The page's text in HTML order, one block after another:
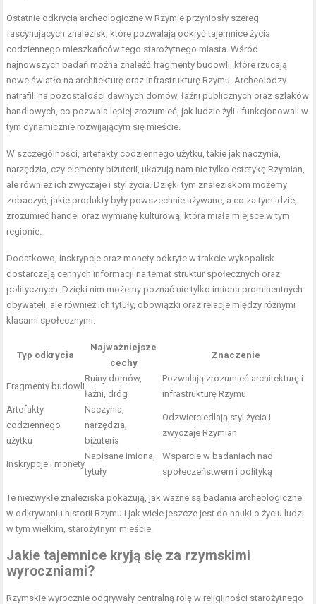
Ostatnie odkrycia archeologiczne w Rzymie przyniosły szereg
fascynujących znalezisk, które pozwalają odkryć tajemnice życia
codziennego mieszkańców tego starożytnego miasta. Wśród
najnowszych badań można znaleźć fragmenty budowli, które rzucają
nowe światło na architekturę oraz infrastrukturę Rzymu. Archeolodzy
natrafili na pozostałości dawnych domów, łaźni publicznych oraz szlaków
handlowych, co pozwala lepiej zrozumieć, jak ludzie żyli i funkcjonowali w
tym dynamicznie rozwijającym się mieście.
W szczególności, artefakty codziennego użytku, takie jak naczynia,
narzędzia, czy elementy biżuterii, ukazują nam nie tylko estetykę Rzymian,
ale również ich zwyczaje i styl życia. Dzięki tym znaleziskom możemy
zobaczyć, jakie produkty były powszechnie używane, a co za tym idzie,
zrozumieć handel oraz wymianę kulturową, która miała miejsce w tym
regionie.
Dodatkowo, inskrypcje oraz monety odkryte w trakcie wykopalisk
dostarczają cennych informacji na temat struktur społecznych oraz
politycznych. Dzięki nim możemy poznać nie tylko imiona prominentnych
obywateli, ale również ich tytuły, obowiązki oraz relacje między różnymi
klasami społecznymi.
Typ odkrycia
Najważniejsze
cechy
Znaczenie
Fragmenty budowli
Ruiny domów,
łaźni, dróg
Pozwalają zrozumieć architekturę i
infrastrukturę Rzymu
Artefakty
codziennego
użytku
Naczynia,
narzędzia,
biżuteria
Odzwierciedlają styl życia i
zwyczaje Rzymian
Inskrypcje i monety
Napisane imiona,
tytuły
Wsparcie w badaniach nad
społeczeństwem i polityką
Te niezwykłe znaleziska pokazują, jak ważne są badania archeologiczne
w odkrywaniu historii Rzymu i jak wiele jeszcze jest do nauki o życiu ludzi
w tym wielkim, starożytnym mieście.
Jakie tajemnice kryją się za rzymskimi
wyroczniami?
Rzymskie wyrocznie odgrywały centralną rolę w religijności starożytnego